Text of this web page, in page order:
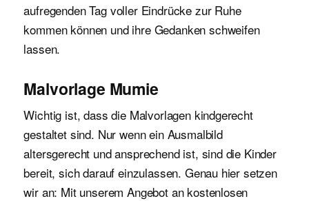
aufregenden Tag voller Eindrücke zur Ruhe
kommen können und ihre Gedanken schweifen
lassen.
Malvorlage Mumie
Wichtig ist, dass die Malvorlagen kindgerecht
gestaltet sind. Nur wenn ein Ausmalbild
altersgerecht und ansprechend ist, sind die Kinder
bereit, sich darauf einzulassen. Genau hier setzen
wir an: Mit unserem Angebot an kostenlosen